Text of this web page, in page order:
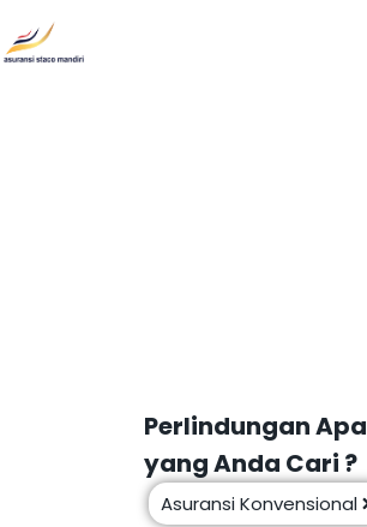
Perlindungan Apa
yang Anda Cari ?
Asuransi Konvensional